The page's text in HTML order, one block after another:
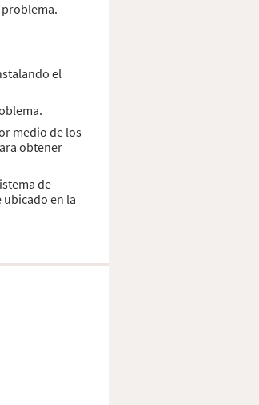
el
medio de los
obtener
de
en la